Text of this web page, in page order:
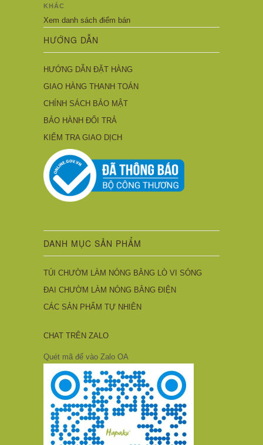
KHÁC
Xem danh sách điểm bán
HƯỚNG DẪN
HƯỚNG DẪN ĐẶT HÀNG
GIAO HÀNG THANH TOÁN
CHÍNH SÁCH BẢO MẬT
BẢO HÀNH ĐỔI TRẢ
KIỂM TRA GIAO DỊCH
DANH MỤC SẢN PHẨM
TÚI CHƯỜM LÀM NÓNG BẰNG LÒ VI SÓNG
ĐAI CHƯỜM LÀM NÓNG BẰNG ĐIỆN
CÁC SẢN PHẨM TỰ NHIÊN
CHAT TRÊN ZALO
Quét mã để vào Zalo OA